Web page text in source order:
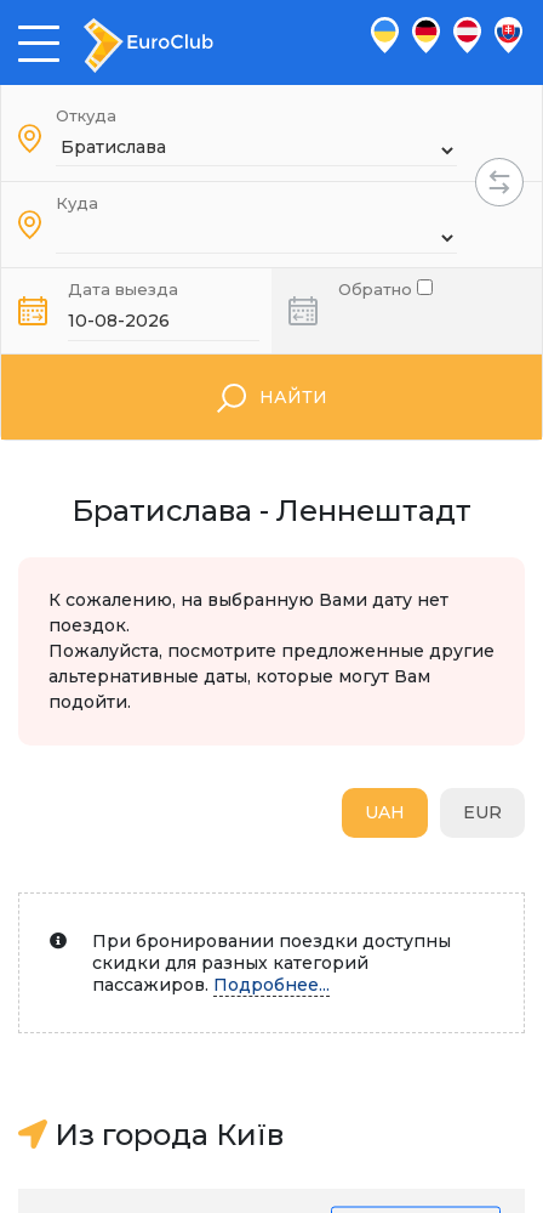
Откуда
Куда
Дата выезда Обратно
НАЙТИ
Братислава - Леннештадт
К сожалению, на выбранную Вами дату нет
поездок.
Пожалуйста, посмотрите предложенные другие
альтернативные даты, которые могут Вам
подойти.
EUR
UAH
При бронировании поездки доступны
скидки для разных категорий
пассажиров. Подробнее...
Из города Київ